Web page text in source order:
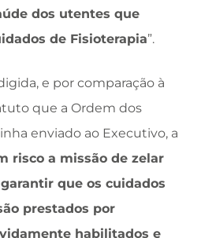
dos utentes que
de Fisioterapia”.
e por comparação à
que a Ordem dos
enviado ao Executivo, a
risco a missão de zelar
que os cuidados
prestados por
habilitados e